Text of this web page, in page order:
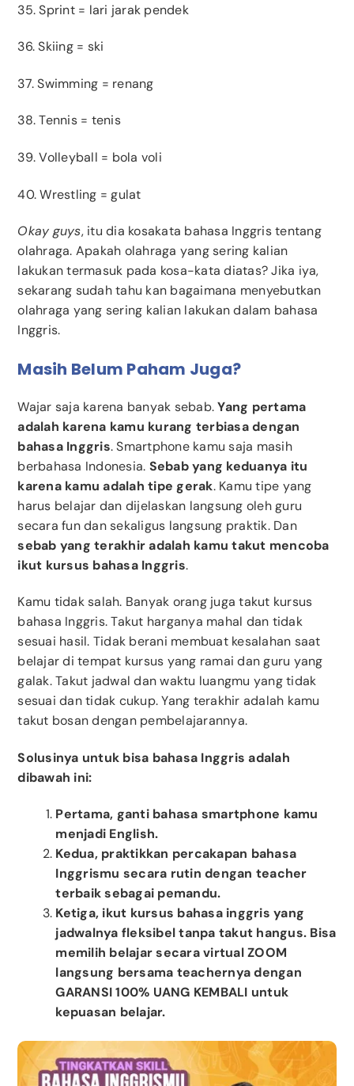
35. Sprint = lari jarak pendek
36. Skiing = ski
37. Swimming = renang
38. Tennis = tenis
39. Volleyball = bola voli
40. Wrestling = gulat
Okay guys, itu dia kosakata bahasa Inggris tentang
olahraga. Apakah olahraga yang sering kalian
lakukan termasuk pada kosa-kata diatas? Jika iya,
sekarang sudah tahu kan bagaimana menyebutkan
olahraga yang sering kalian lakukan dalam bahasa
Inggris.
Masih Belum Paham Juga?
Wajar saja karena banyak sebab.Yang pertama
adalah karena kamu kurang terbiasa dengan
bahasa Inggris. Smartphone kamu saja masih
berbahasa Indonesia. Sebab yang keduanya itu
karena kamu adalah tipe gerak. Kamu tipe yang
harus belajar dan dijelaskan langsung oleh guru
secara fun dan sekaligus langsung praktik. Dan
sebab yang terakhir adalah kamu takut mencoba
ikut kursus bahasa Inggris.
Kamu tidak salah. Banyak orang juga takut kursus
bahasa Inggris. Takut harganya mahal dan tidak
sesuai hasil. Tidak berani membuat kesalahan saat
belajar di tempat kursus yang ramai dan guru yang
galak. Takut jadwal dan waktu luangmu yang tidak
sesuai dan tidak cukup. Yang terakhir adalah kamu
takut bosan dengan pembelajarannya.
Solusinya untuk bisa bahasa Inggris adalah
dibawah ini:
Pertama, ganti bahasa smartphone kamu
menjadi English.
Kedua, praktikkan percakapan bahasa
Inggrismu secara rutin dengan teacher
terbaik sebagai pemandu.
Ketiga, ikut kursus bahasa inggris yang
jadwalnya fleksibel tanpa takut hangus. Bisa
memilih belajar secara virtual ZOOM
langsung bersama teachernya dengan
GARANSI 100% UANG KEMBALI untuk
kepuasan belajar.